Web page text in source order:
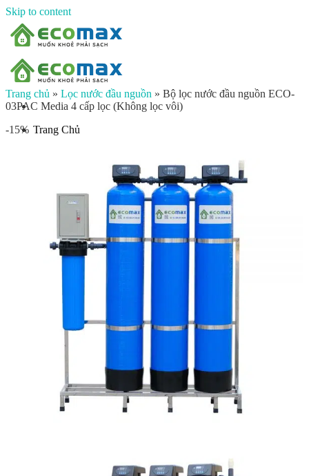
Skip to content
Trang Chủ
Lọc nước đầu nguồn
Lọc tổng chung cư
Lọc tổng biệt thự
Lọc nước giếng khoan
Lọc tổng sinh hoạt
Đèn UV diệt khuẩn
Máy lọc nước gia đình
Máy lọc nước ion kiềm công nghiệp
Máy lọc nước công nghiệp
Vật liệu lọc nước
Heat pump
Kiến Thức Chia sẻ
Tư Vấn Giải Pháp
Liên Hệ
Trang chủ » Lọc nước đầu nguồn » Bộ lọc nước đầu nguồn ECO-
03PAC Media 4 cấp lọc (Không lọc vôi)
-15%